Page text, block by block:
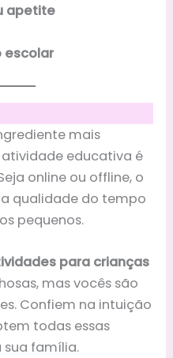
apetite
escolar
mais
educativa é
online ou offline, o
qualidade do tempo
pequenos.
para crianças
mas vocês são
Confiem na intuição
todas essas
sua família.